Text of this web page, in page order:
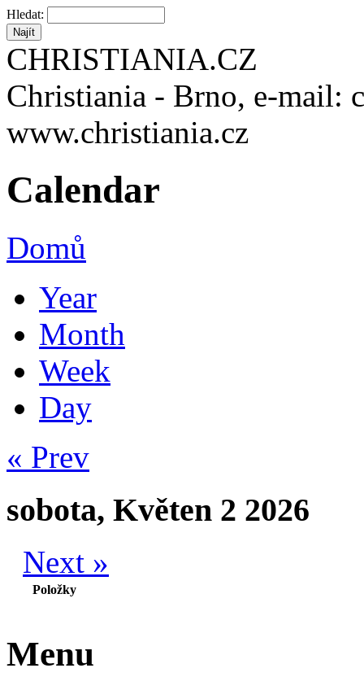
Hledat:
CHRISTIANIA.CZ
Christiania - Brno, e-mail:
www.christiania.cz
Calendar
Domů
Year
Month
Week
Day
« Prev
sobota, Květen 2 2026
Next »
Položky
Menu